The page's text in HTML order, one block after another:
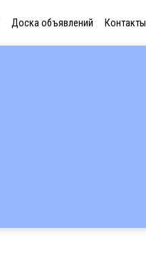
Доска объявлений Контакты